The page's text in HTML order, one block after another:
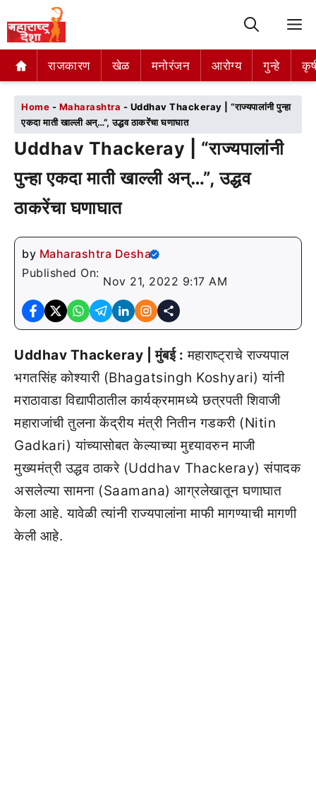
राजकारण खेळ मनोरंजन आरोग्य गुन्हे
राजकारण खेळ मनोरंजन आरोग्य गुन्हे
Home - Maharashtra - Uddhav Thackeray | “राज्यपालांनी पुन्हा
एकदा माती खाल्ली अन्…”, उद्धव ठाकरेंचा घणाघात
Uddhav Thackeray | “राज्यपालांनी
पुन्हा एकदा माती खाल्ली अन्…”, उद्धव
ठाकरेंचा घणाघात
by Maharashtra Desha
Published On:
Nov 21, 2022 9:17 AM
Uddhav Thackeray | मुंबई : महाराष्ट्राचे राज्यपाल
भगतसिंह कोश्यारी (Bhagatsingh Koshyari) यांनी
मराठावाडा विद्यापीठातील कार्यक्रमामध्ये छत्रपती शिवाजी
महाराजांची तुलना केंद्रीय मंत्री नितीन गडकरी (Nitin
Gadkari) यांच्यासोबत केल्याच्या मुद्द्यावरुन माजी
मुख्यमंत्री उद्धव ठाकरे (Uddhav Thackeray) संपादक
असलेल्या सामना (Saamana) आग्रलेखातून घणाघात
केला आहे. यावेळी त्यांनी राज्यपालांना माफी मागण्याची मागणी
केली आहे.